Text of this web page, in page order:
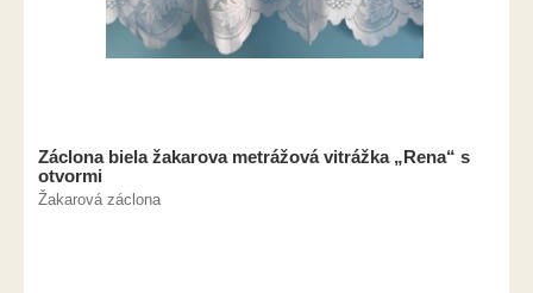
Záclona biela žakarova metrážová vitrážka „Rena“ s
otvormi
Žakarová záclona